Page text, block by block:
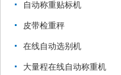
自动称重贴标机
皮带检重秤
在线自动选别机
大量程在线自动称重机